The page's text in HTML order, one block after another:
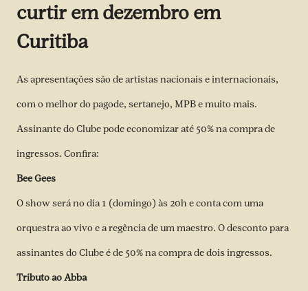
curtir em dezembro em
Curitiba
As apresentações são de artistas nacionais e internacionais,
com o melhor do pagode, sertanejo, MPB e muito mais.
Assinante do Clube pode economizar até 50% na compra de
ingressos. Confira:
Bee Gees
O show será no dia 1 (domingo) às 20h e conta com uma
orquestra ao vivo e a regência de um maestro. O desconto para
assinantes do Clube é de 50% na compra de dois ingressos.
Tributo ao Abba